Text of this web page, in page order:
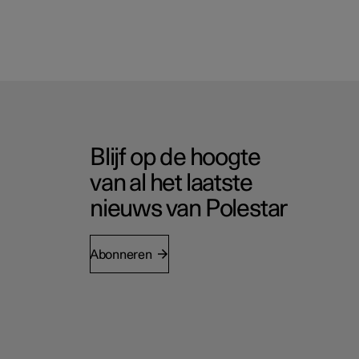
Blijf op de hoogte
van al het laatste
nieuws van Polestar
Abonneren